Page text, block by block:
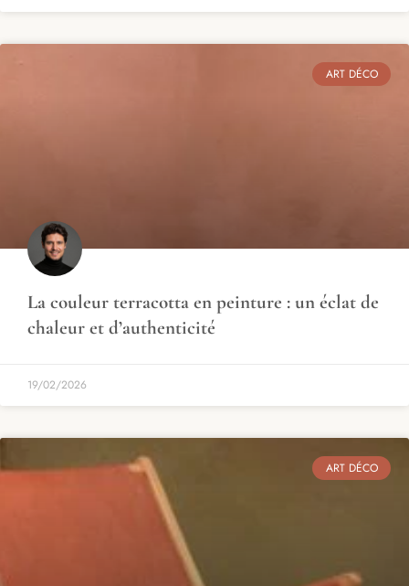
ART DÉCO
La couleur terracotta en peinture : un éclat de
chaleur et d’authenticité
19/02/2026
ART DÉCO